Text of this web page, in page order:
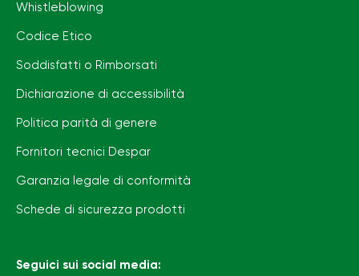
Whistleblowing
Codice Etico
Soddisfatti o Rimborsati
Dichiarazione di accessibilità
Politica parità di genere
Fornitori tecnici Despar
Garanzia legale di conformità
Schede di sicurezza prodotti
Seguici sui social media: